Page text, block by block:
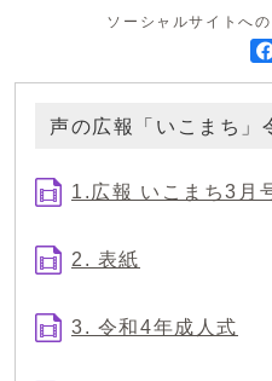
ソーシャルサイトへ
声の広報「いこまち」
1.広報 いこまち3月
2. 表紙
3. 令和4年成人式